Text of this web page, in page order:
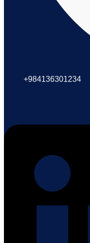
+984136301234